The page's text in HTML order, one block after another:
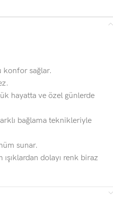
konfor sağlar.
hayatta ve özel günlerde
bağlama teknikleriyle
sunar.
dolayı renk biraz